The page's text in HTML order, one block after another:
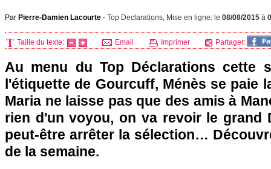
Par Pierre-Damien Lacourte - Top Declarations, Mise en ligne: le 08/08/2015 à
Taille du texte: Email Imprimer Partager:
Au menu du Top Déclarations cette
l'étiquette de Gourcuff, Ménès se paie
Maria ne laisse pas que des amis à
rien d'un voyou, on va revoir le grand
peut-être arrêter la sélection…
de la semaine.